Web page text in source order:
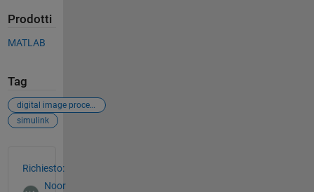
Prodotti
MATLAB
Tag
digital image processing
simulink
Richiesto:
Noor